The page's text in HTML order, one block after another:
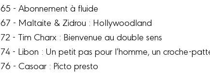
65 - Abonnement à fluide
67 - Maltaite & Zidrou : Hollywoodland
72 - Tim Charx : Bienvenue au double sens
74 - Libon : Un petit pas pour l’homme, un croche-
76 - Casoar : Picto presto